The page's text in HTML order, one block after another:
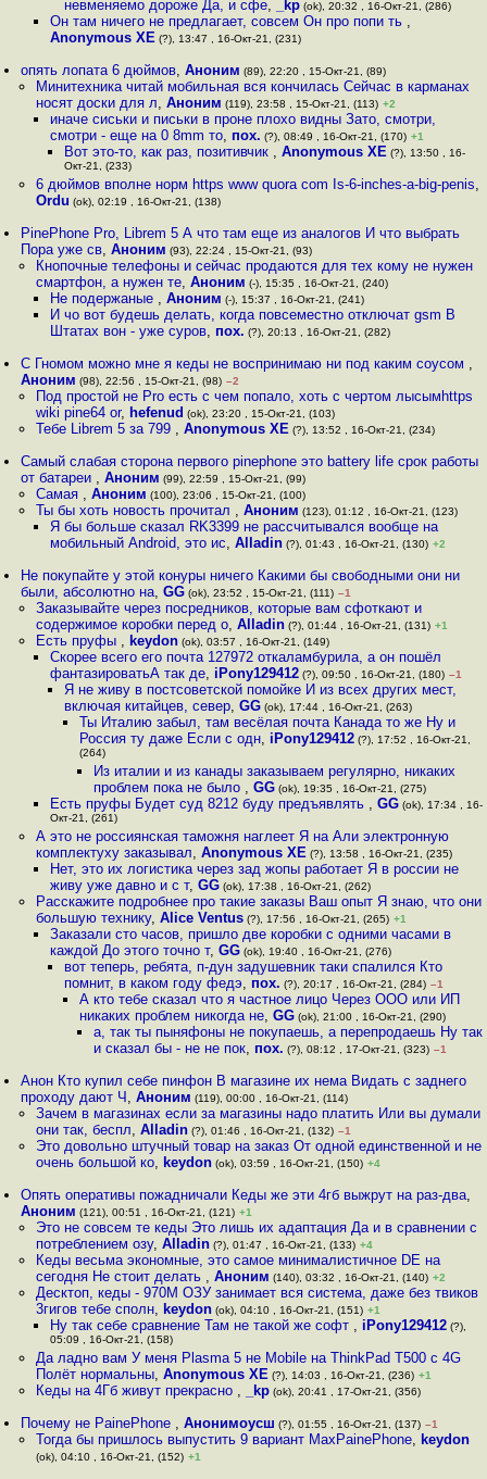
невменяемо дороже Да, и сфе, _kp (ok), 20:32 , 16-Окт-21, (286)
Он там ничего не предлагает, совсем Он про попи ть ,
Anonymous XE (?), 13:47 , 16-Окт-21, (231)
опять лопата 6 дюймов,Аноним (89), 22:20 , 15-Окт-21, (89)
Минитехника читай мобильная вся кончилась Сейчас в карманах
носят доски для л, Аноним (119), 23:58 , 15-Окт-21, (113) +2
иначе сиськи и письки в проне плохо видны Зато, смотри,
смотри - еще на 0 8mm то, пох. (?), 08:49 , 16-Окт-21, (170) +1
Вот это-то, как раз, позитивчик ,Anonymous XE (?), 13:50 , 16-
Окт-21, (233)
6 дюймов вполне норм https www quora com Is-6-inches-a-big-penis,
Ordu (ok), 02:19 , 16-Окт-21, (138)
PinePhone Pro, Librem 5 А что там еще из аналогов И что выбрать
Пора уже св,Аноним (93), 22:24 , 15-Окт-21, (93)
Кнопочные телефоны и сейчас продаются для тех кому не нужен
смартфон, а нужен те, Аноним (-), 15:35 , 16-Окт-21, (240)
Не подержаные , Аноним (-), 15:37 , 16-Окт-21, (241)
И чо вот будешь делать, когда повсеместно отключат gsm В
Штатах вон - уже суров, пох. (?), 20:13 , 16-Окт-21, (282)
С Гномом можно мне я кеды не воспринимаю ни под каким соусом ,
Аноним (98), 22:56 , 15-Окт-21, (98) –2
Под простой не Pro есть с чем попало, хоть с чертом лысымhttps
wiki pine64 or, hefenud (ok), 23:20 , 15-Окт-21, (103)
Тебе Librem 5 за 799 , Anonymous XE (?), 13:52 , 16-Окт-21, (234)
Самый слабая сторона первого pinephone это battery life срок работы
от батареи ,Аноним (99), 22:59 , 15-Окт-21, (99)
Самая , Аноним (100), 23:06 , 15-Окт-21, (100)
Ты бы хоть новость прочитал , Аноним (123), 01:12 , 16-Окт-21, (123)
Я бы больше сказал RK3399 не рассчитывался вообще на
мобильный Android, это ис, Alladin(?), 01:43 , 16-Окт-21, (130) +2
Не покупайте у этой конуры ничего Какими бы свободными они ни
были, абсолютно на,GG (ok), 23:52 , 15-Окт-21, (111) –1
Заказывайте через посредников, которые вам сфоткают и
содержимое коробки перед о, Alladin(?), 01:44 , 16-Окт-21, (131) +1
Есть пруфы , keydon(ok), 03:57 , 16-Окт-21, (149)
Скорее всего его почта 127972 откаламбурила, а он пошёл
фантазироватьА так де, iPony129412(?), 09:50 , 16-Окт-21, (180) –1
Я не живу в постсоветской помойке И из всех других мест,
включая китайцев, север,GG (ok), 17:44 , 16-Окт-21, (263)
Ты Италию забыл, там весёлая почта Канада то же Ну и
Россия ту даже Если с одн, iPony129412(?), 17:52 , 16-Окт-21,
(264)
Из италии и из канады заказываем регулярно, никаких
проблем пока не было , GG(ok), 19:35 , 16-Окт-21, (275)
Есть пруфы Будет суд 8212 буду предъявлять , GG(ok), 17:34 , 16-
Окт-21, (261)
А это не россиянская таможня наглеет Я на Али электронную
комплектуху заказывал, Anonymous XE (?), 13:58 , 16-Окт-21, (235)
Нет, это их логистика через зад жoпы работает Я в россии не
живу уже давно и с т, GG(ok), 17:38 , 16-Окт-21, (262)
Расскажите подробнее про такие заказы Ваш опыт Я знаю, что они
большую технику, Alice Ventus(?), 17:56 , 16-Окт-21, (265) +1
Заказали сто часов, пришло две коробки с одними часами в
каждой До этого точно т, GG(ok), 19:40 , 16-Окт-21, (276)
вот теперь, ребята, п-дун задушевник таки спалился Кто
помнит, в каком году федэ, пох. (?), 20:17 , 16-Окт-21, (284) –1
А кто тебе сказал что я частное лицо Через ООО или ИП
никаких проблем никогда не, GG(ok), 21:00 , 16-Окт-21, (290)
а, так ты пыняфоны не покупаешь, а перепродаешь Ну так
и сказал бы - не не пок, пох. (?), 08:12 , 17-Окт-21, (323) –1
Анон Кто купил себе пинфон В магазине их нема Видать с заднего
проходу дают Ч ,Аноним (119), 00:00 , 16-Окт-21, (114)
Зачем в магазинах если за магазины надо платить Или вы думали
они так, беспл, Alladin(?), 01:46 , 16-Окт-21, (132) –1
Это довольно штучный товар на заказ От одной единственной и не
очень большой ко, keydon(ok), 03:59 , 16-Окт-21, (150) +4
Опять оперативы пожадничали Кеды же эти 4гб выжрут на раз-два,
Аноним (121), 00:51 , 16-Окт-21, (121) +1
Это не совсем те кеды Это лишь их адаптация Да и в сравнении с
потреблением озу, Alladin(?), 01:47 , 16-Окт-21, (133) +4
Кеды весьма экономные, это самое минималистичное DE на
сегодня Не стоит делать , Аноним (140), 03:32 , 16-Окт-21, (140) +2
Десктоп, кеды - 970M ОЗУ занимает вся система, даже без твиков
3гигов тебе сполн, keydon(ok), 04:10 , 16-Окт-21, (151) +1
Ну так себе сравнение Там не такой же софт , iPony129412(?),
05:09 , 16-Окт-21, (158)
Да ладно вам У меня Plasma 5 не Mobile на ThinkPad T500 c 4G
Полёт нормальны, Anonymous XE (?), 14:03 , 16-Окт-21, (236) +1
Кеды на 4Гб живут прекрасно , _kp(ok), 20:41 , 17-Окт-21, (356)
Почему не PainePhone ,Анонимоусш (?), 01:55 , 16-Окт-21, (137) –1
Тогда бы пришлось выпустить 9 вариант MaxPainePhone, keydon
(ok), 04:10 , 16-Окт-21, (152) +1